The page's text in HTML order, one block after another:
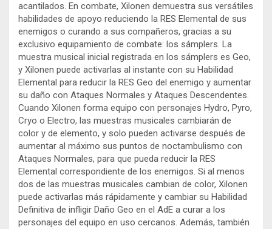
acantilados. En combate, Xilonen demuestra sus versátiles
habilidades de apoyo reduciendo la RES Elemental de sus
enemigos o curando a sus compañeros, gracias a su
exclusivo equipamiento de combate: los sámplers. La
muestra musical inicial registrada en los sámplers es Geo,
y Xilonen puede activarlas al instante con su Habilidad
Elemental para reducir la RES Geo del enemigo y aumentar
su daño con Ataques Normales y Ataques Descendentes.
Cuando Xilonen forma equipo con personajes Hydro, Pyro,
Cryo o Electro, las muestras musicales cambiarán de
color y de elemento, y solo pueden activarse después de
aumentar al máximo sus puntos de noctambulismo con
Ataques Normales, para que pueda reducir la RES
Elemental correspondiente de los enemigos. Si al menos
dos de las muestras musicales cambian de color, Xilonen
puede activarlas más rápidamente y cambiar su Habilidad
Definitiva de infligir Daño Geo en el AdE a curar a los
personajes del equipo en uso cercanos. Además, también